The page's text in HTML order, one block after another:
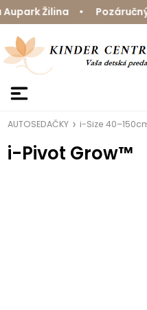
Žilina •
AUTOSEDAČKY i-Size
i-Pivot Grow™